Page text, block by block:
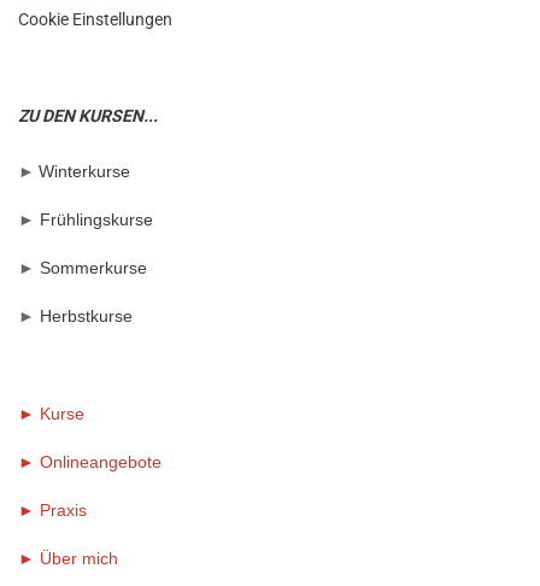
Cookie Einstellungen
ZU DEN KURSEN...
► Winterkurse
► Frühlingskurse
► Sommerkurse
► Herbstkurse
► Kurse
► Onlineangebote
► Praxis
► Über mich